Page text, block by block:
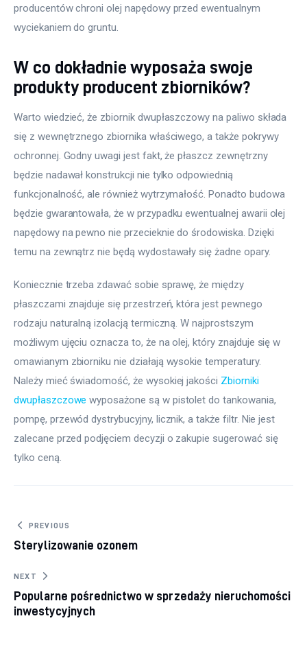
producentów chroni olej napędowy przed ewentualnym
wyciekaniem do gruntu.
W co dokładnie wyposaża swoje
produkty producent zbiorników?
Warto wiedzieć, że zbiornik dwupłaszczowy na paliwo składa
się z wewnętrznego zbiornika właściwego, a także pokrywy
ochronnej. Godny uwagi jest fakt, że płaszcz zewnętrzny
będzie nadawał konstrukcji nie tylko odpowiednią
funkcjonalność, ale również wytrzymałość. Ponadto budowa
będzie gwarantowała, że w przypadku ewentualnej awarii olej
napędowy na pewno nie przecieknie do środowiska. Dzięki
temu na zewnątrz nie będą wydostawały się żadne opary.
Koniecznie trzeba zdawać sobie sprawę, że między
płaszczami znajduje się przestrzeń, która jest pewnego
rodzaju naturalną izolacją termiczną. W najprostszym
możliwym ujęciu oznacza to, że na olej, który znajduje się w
omawianym zbiorniku nie działają wysokie temperatury.
Należy mieć świadomość, że wysokiej jakości Zbiorniki
dwupłaszczowe wyposażone są w pistolet do tankowania,
pompę, przewód dystrybucyjny, licznik, a także filtr. Nie jest
zalecane przed podjęciem decyzji o zakupie sugerować się
tylko ceną.
Nawigacja wpisu
PREVIOUS
Sterylizowanie ozonem
NEXT
Popularne pośrednictwo w sprzedaży nieruchomości
inwestycyjnych